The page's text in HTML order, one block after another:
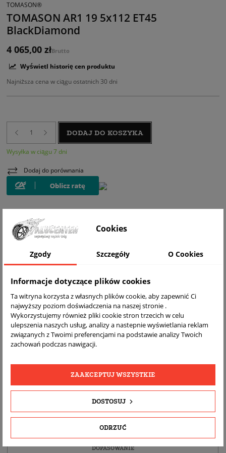
TOMASON®
TOMASON AR1 19 5x112 ET45
BlackDiamond
4 065,00 złBrutto
Wyświetl historię cen produktu
Najniższa cena w ciągu ostatnich 30 dni
DODAJ DO KOSZYKA
Wysyłka w ciągu 7 dni
Dodaj do porównania
WIZUALIZACJA NA AUCIE
WYSYŁKA
ZWROT
ZDJĘCIA
OPIS
DOPASOWANIE
Cookies
Zgody Szczegóły O Cookies
Informacje dotyczące plików cookies
Ta witryna korzysta z własnych plików cookie, aby zapewnić Ci
najwyższy poziom doświadczenia na naszej stronie .
Wykorzystujemy również pliki cookie stron trzecich w celu
ulepszenia naszych usług, analizy a nastepnie wyświetlania reklam
związanych z Twoimi preferencjami na podstawie analizy Twoich
zachowań podczas nawigacji.
ODRZUĆ
DOSTOSUJ
ZAAKCEPTUJ WSZYSTKIE